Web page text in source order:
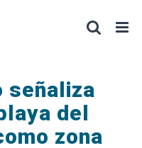
señaliza
del
zona